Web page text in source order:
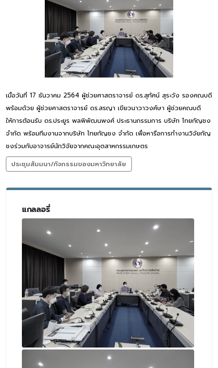
เมื่อวันที่ 17 ธันวาคม 2564 ผู้ช่วยศาสตราจารย์ ดร.สุทัศน์ สุระวัง รองคณบดี
พร้อมด้วย ผู้ช่วยศาสตราจารย์ ดร.สรญา เขียวนาวาวงศ์ษา ผู้ช่วยคณบดี
ให้การต้อนรับ ดร.ประยูร พลพิพัฒนพงศ์ ประธานกรรมการ บริษัท ไทยกัญชง
จำกัด พร้อมทีมงานจากบริษัท ไทยกัญชง จำกัด เพื่อหารือการทำงานวิจัยกัญ
ชงร่วมกับอาจารย์นักวิจัยจากคณะอุตสาหกรรมเกษตร
ประชุมสัมมนา/กิจกรรมของมหาวิทยาลัย
แกลลอรี่